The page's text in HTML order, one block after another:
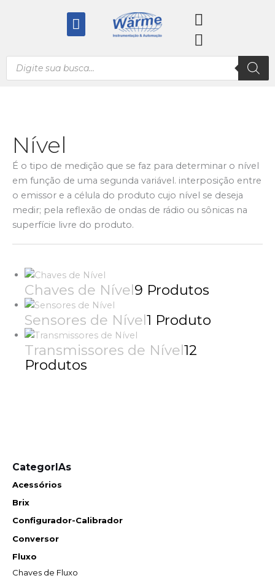
Menu
Pesquisar
produtos
CategorIAs
Acessórios
Brix
Configurador-Calibrador
Conversor
Fluxo
Chaves de Fluxo
Nível
É o tipo de medição que se faz para determinar o nível
em função de uma segunda variável. interposição entre
o emissor e a célula do produto cujo nível se deseja
medir; pela reflexão de ondas de rádio ou sônicas na
superfície livre do produto.
Chaves de Nível9 Produtos
Sensores de Nível1 Produto
Transmissores de Nível12
Produtos